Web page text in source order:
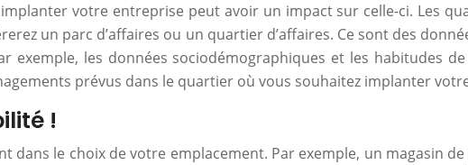
votre entreprise peut avoir un impact sur celle-ci. Les
un parc d’affaires ou un quartier d’affaires. Ce sont des
exemple, les données sociodémographiques et les habitudes
prévus dans le quartier où vous souhaitez implanter
!
le choix de votre emplacement. Par exemple, un magasin